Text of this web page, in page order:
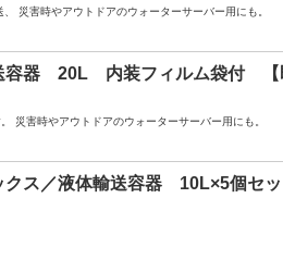
災害時やアウトドアのウォーターサーバー用にも。
容器 20L 内装フィルム袋付 【
災害時やアウトドアのウォーターサーバー用にも。
クス／液体輸送容器 10L×5個